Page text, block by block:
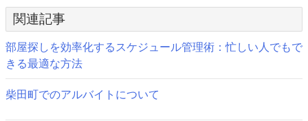
す) ィ
ン
ド
ウ
で
開
き
ま
ナ
ビ
ゲ
ー
関連記事
部屋探しを効率化するスケジュール管理術：忙しい人でもで
きる最適な方法
柴田町でのアルバイトについて